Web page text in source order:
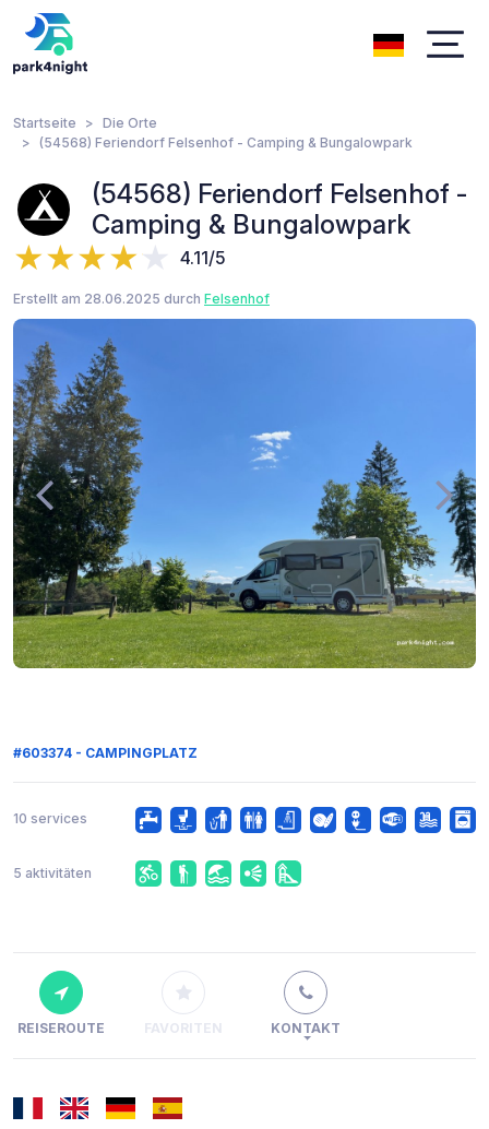
Startseite
Die Orte
(54568) Feriendorf Felsenhof - Camping & Bungalowpark
(54568) Feriendorf Felsenhof -
Camping & Bungalowpark
4.11/5
Erstellt am 28.06.2025 durch Felsenhof
#603374 - CAMPINGPLATZ
10 services
5 aktivitäten
REISEROUTE FAVORITEN KONTAKT